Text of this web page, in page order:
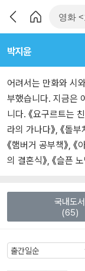
박지윤
어려서는 만화와 시
부했습니다. 지금은
니다. 《요구르트는
라의 가나다》, 《돌
《햄버거 공부책》, 《
의 결혼식》, 《슬픈
국내도서
(65)